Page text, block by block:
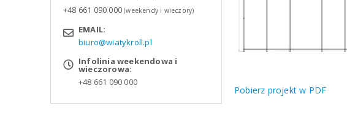
Pobierz projekt w PDF
+48 661 090 000(weekendy i wieczory)
EMAIL:
biuro@wiatykroll.pl
Infolinia weekendowa i
wieczorowa:
+48 661 090 000